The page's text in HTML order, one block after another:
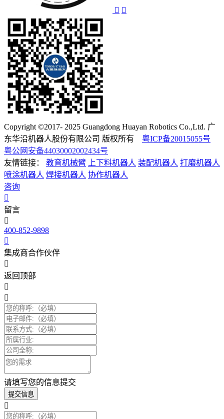
Copyright ©2017- 2025 Guangdong Huayan Robotics Co.,Ltd. 广
东华沿机器人股份有限公司 版权所有 粤ICP备20015055号
粤公网安备44030002002434号
友情链接：
教育机械臂 上下料机器人 装配机器人 打磨机器人
喷涂机器人 焊接机器人 协作机器人
咨询
留言
400-852-9898
集成商合作伙伴
返回顶部
请填写您的信息提交
提交信息